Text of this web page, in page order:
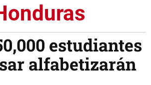
estudiantes
alfabetizarán